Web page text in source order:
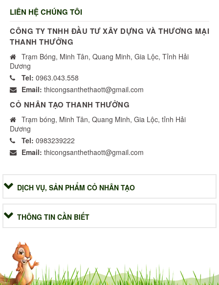
LIÊN HỆ CHÚNG TÔI
CÔNG TY TNHH ĐẦU TƯ XÂY DỰNG VÀ THƯƠNG MẠI
THANH THƯỞNG
Trạm Bóng, Minh Tân, Quang Minh, Gia Lộc, Tỉnh Hải
Dương
Tel: 0963.043.558
Email: thicongsanthethaott@gmail.com
CỎ NHÂN TẠO THANH THƯỞNG
Trạm bóng, Minh Tân, Quang Minh, Gia Lộc, tỉnh Hải
Dương
Tel: 0983239222
Email: thicongsanthethaott@gmail.com
DỊCH VỤ, SẢN PHẨM CỎ NHÂN TẠO
THÔNG TIN CẦN BIẾT